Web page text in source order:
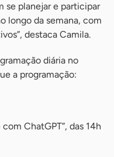
se planejar e participar
longo da semana, com
destaca Camila.
diária no
a programação:
ChatGPT”, das 14h